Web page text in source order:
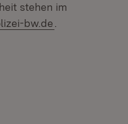
stehen im
bw.de